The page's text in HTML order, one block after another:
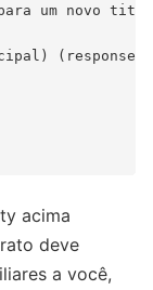
um novo
(response
acima
deve
a você,